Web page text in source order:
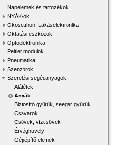
Napelemek és tartozékok
NYÁK-ok
Okosotthon, Lakáselektronika
Oktatási eszközök
Optoelektronika
Peltier modulok
Pneumatika
Szenzorok
Szerelési segédanyagok
Alátétek
Anyák
Biztosító gyűrűk, seeger gyűrűk
Csavarok
Csövek, vízcsövek
Érvéghüvely
Gépépítő elemek